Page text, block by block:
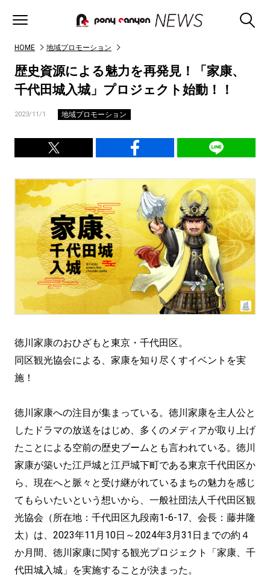
HOME 地域プロモーション
歴史資源による魅力を再発見！「家康、
千代田城入城」プロジェクト始動！！
2023/11/1 地域プロモーション
徳川家康のおひざもと東京・千代田区。
同区観光協会による、家康を知り尽くすイベントを実
施！
徳川家康への注目が集まっている。徳川家康を主人公と
したドラマの放送をはじめ、多くのメディアが取り上げ
たことによる空前の歴史ブームとも言われている。徳川
家康が築いた江戸城と江戸城下町である東京千代田区か
ら、現在へと脈々と受け継がれているまちの魅力を感じ
てもらいたいという想いから、一般社団法人千代田区観
光協会（所在地：千代田区九段南1-6-17、会長：藤井隆
太）は、2023年11月10日～2024年3月31日までの約４
か月間、徳川家康に関する観光プロジェクト「家康、千
代田城入城」を実施することが決まった。